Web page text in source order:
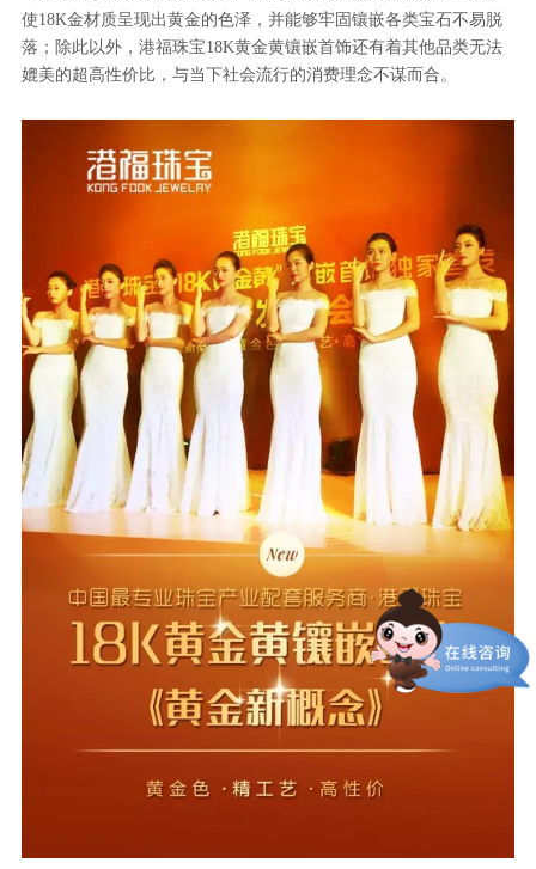
使18K金材质呈现出黄金的色泽，并能够牢固镶嵌各类宝石不易脱
落；除此以外，港福珠宝18K黄金黄镶嵌首饰还有着其他品类无法
媲美的超高性价比，与当下社会流行的消费理念不谋而合。